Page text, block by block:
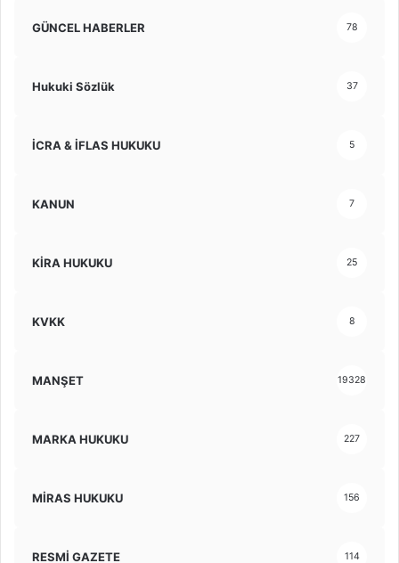
GÜNCEL HABERLER 78
Hukuki Sözlük 37
İCRA & İFLAS HUKUKU 5
KANUN 7
KİRA HUKUKU 25
KVKK 8
MANŞET 19328
MARKA HUKUKU 227
MİRAS HUKUKU 156
RESMİ GAZETE 114